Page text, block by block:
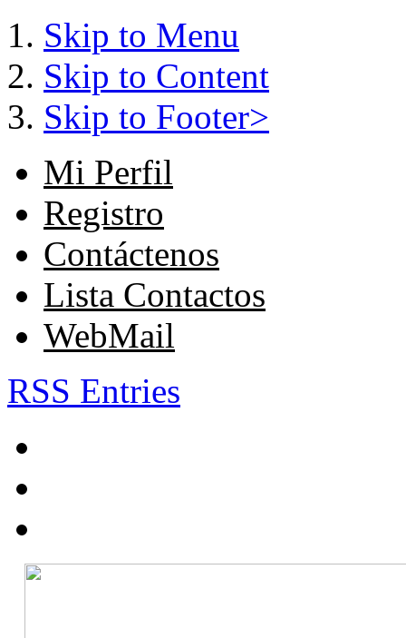
Skip to Menu
Skip to Content
Skip to Footer>
Mi Perfil
Registro
Contáctenos
Lista Contactos
WebMail
RSS Entries